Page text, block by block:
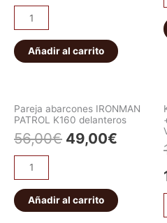
Añadir al carrito
Pareja abarcones IRONMAN
PATROL K160 delanteros
56,00€ 49,00€
Añadir al carrito